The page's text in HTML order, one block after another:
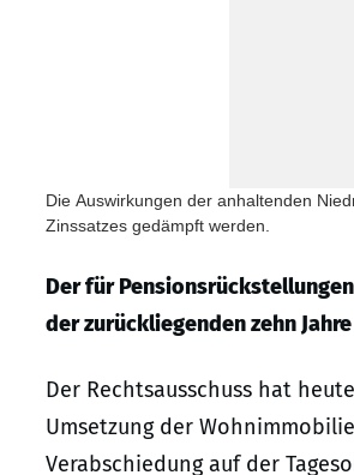
Die Auswirkungen der anhaltenden
Zinssatzes gedämpft werden.
Der für
der zurückliegenden zehn
Der Rechtsausschuss hat
Umsetzung der
Verabschiedung auf der